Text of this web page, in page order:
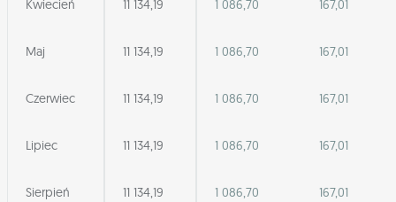
Kwiecień 11 134,19 1 086,70 167,01
Maj 11 134,19 1 086,70 167,01
Czerwiec 11 134,19 1 086,70 167,01
Lipiec 11 134,19 1 086,70 167,01
Sierpień 11 134,19 1 086,70 167,01